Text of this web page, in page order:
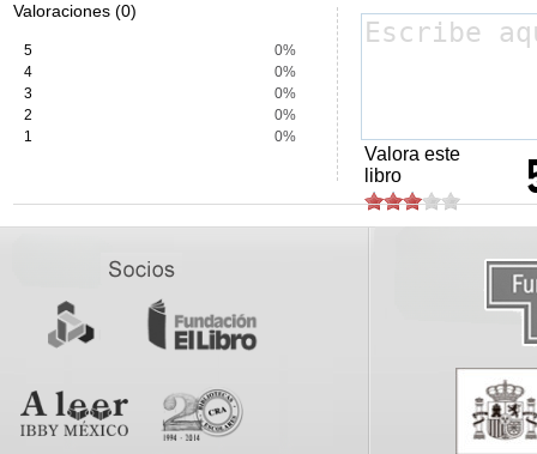
Valoraciones (0)
5
0%
4
0%
3
0%
2
0%
1
0%
Valora este
libro